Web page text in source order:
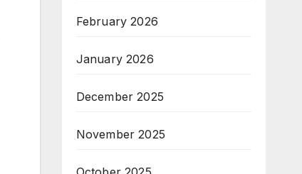
February 2026
January 2026
December 2025
November 2025